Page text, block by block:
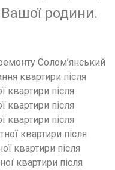
Вашої родини.
Солом’янський
квартири після
квартири після
квартири після
квартири після
квартири після
квартири після
квартири після